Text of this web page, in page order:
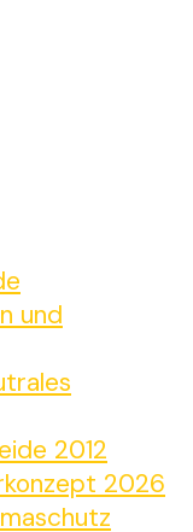
und
2012
2026